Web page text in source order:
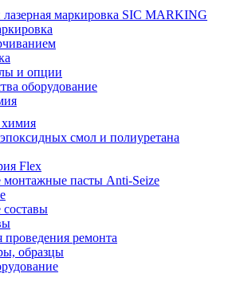
маркировка SIC MARKING
и опции
оборудование
смол и полиуретана
Flex
пасты Anti-Seize
проведения ремонта
образцы